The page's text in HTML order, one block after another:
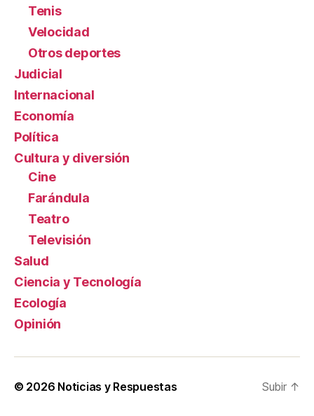
Tenis
Velocidad
Otros deportes
Judicial
Internacional
Economía
Política
Cultura y diversión
Cine
Farándula
Teatro
Televisión
Salud
Ciencia y Tecnología
Ecología
Opinión
© 2026 Noticias y Respuestas Subir ↑